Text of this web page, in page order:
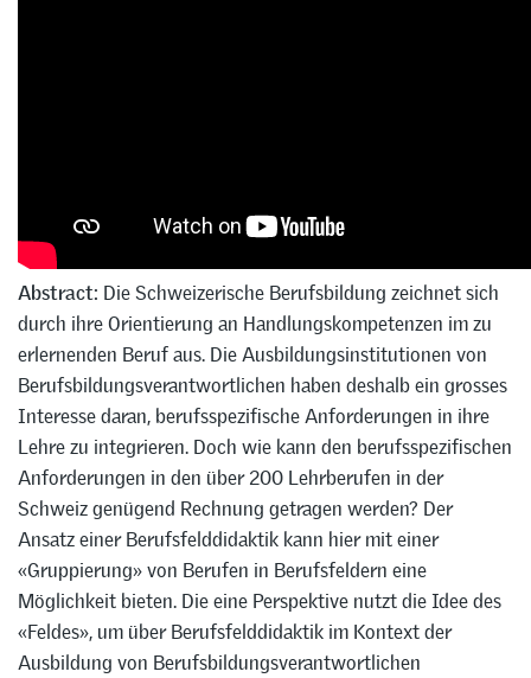
Abstract: Die Schweizerische Berufsbildung zeichnet sich
durch ihre Orientierung an Handlungskompetenzen im zu
erlernenden Beruf aus. Die Ausbildungsinstitutionen von
Berufsbildungsverantwortlichen haben deshalb ein grosses
Interesse daran, berufsspezifische Anforderungen in ihre
Lehre zu integrieren. Doch wie kann den berufsspezifischen
Anforderungen in den über 200 Lehrberufen in der
Schweiz genügend Rechnung getragen werden? Der
Ansatz einer Berufsfelddidaktik kann hier mit einer
«Gruppierung» von Berufen in Berufsfeldern eine
Möglichkeit bieten. Die eine Perspektive nutzt die Idee des
«Feldes», um über Berufsfelddidaktik im Kontext der
Ausbildung von Berufsbildungsverantwortlichen